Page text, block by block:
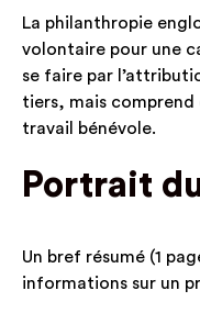
La philanthropie
volontaire pour une
se faire par
tiers, mais
travail bénévole.
Portrait
Un bref résumé (1
informations sur un